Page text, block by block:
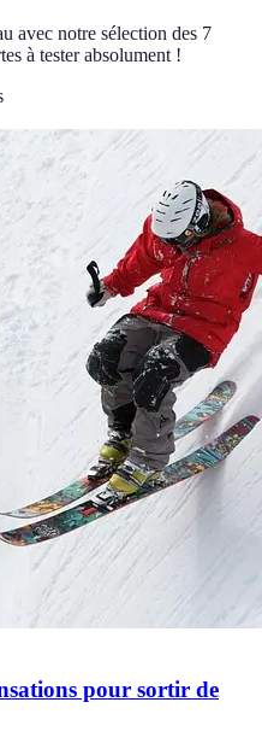
avec notre sélection des 7
à tester absolument !
pour sortir de